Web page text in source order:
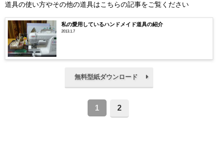
道具の使い方やその他の道具はこちらの記事をご覧ください
私の愛用しているハンドメイド道具の紹介
2013.1.7
無料型紙ダウンロード
1 2